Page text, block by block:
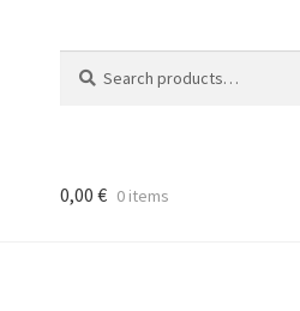
for:
0,00 € 0 items